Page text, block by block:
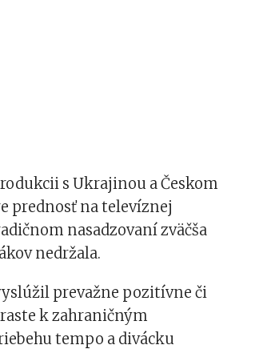
s Ukrajinou a Českom
prednosť na televíznej
nasadzovaní zväčša
nedržala.
prevažne pozitívne či
k zahraničným
tempo a divácku